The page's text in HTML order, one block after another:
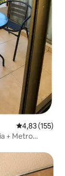
4,83 de uma
4,83 (155)
+ Metro